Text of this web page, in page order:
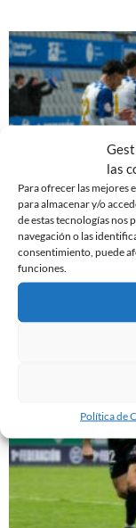
las
Para ofrecer las mejores
para almacenar y/o
de estas tecnologías
navegación o las
consentimiento, puede
funciones.
Política de
PREVIA | CE
9 de marzo de 2024